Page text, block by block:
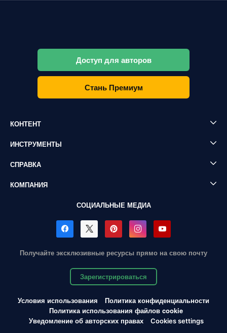
Доступ для авторов
Стань Премиум
КОНТЕНТ
ИНСТРУМЕНТЫ
СПРАВКА
КОМПАНИЯ
СОЦИАЛЬНЫЕ МЕДИА
Получайте эксклюзивные ресурсы прямо на свою почту
Зарегистрироваться
Условия использования
Политика конфиденциальности
Политика использования файлов cookie
Уведомление об авторских правах
Cookies settings